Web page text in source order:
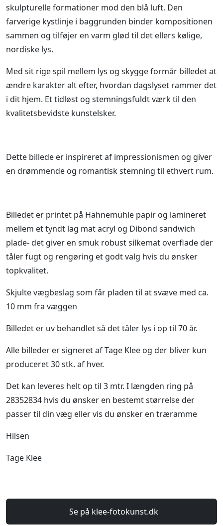
skulpturelle formationer mod den blå luft. Den
farverige kystlinje i baggrunden binder kompositionen
sammen og tilføjer en varm glød til det ellers kølige,
nordiske lys.
Med sit rige spil mellem lys og skygge formår billedet at
ændre karakter alt efter, hvordan dagslyset rammer det
i dit hjem. Et tidløst og stemningsfuldt værk til den
kvalitetsbevidste kunstelsker.
Dette billede er inspireret af impressionismen og giver
en drømmende og romantisk stemning til ethvert rum.
Billedet er printet på Hahnemühle papir og lamineret
mellem et tyndt lag mat acryl og Dibond sandwich
plade- det giver en smuk robust silkemat overflade der
tåler fugt og rengøring et godt valg hvis du ønsker
topkvalitet.
Skjulte vægbeslag som får pladen til at svæve med ca.
10 mm fra væggen
Billedet er uv behandlet så det tåler lys i op til 70 år.
Alle billeder er signeret af Tage Klee og der bliver kun
produceret 30 stk. af hver.
Det kan leveres helt op til 3 mtr. I længden ring på
28352834 hvis du ønsker en bestemt størrelse der
passer til din væg eller vis du ønsker en træramme
Hilsen
Tage Klee
Se på klee-fotokunst.dk